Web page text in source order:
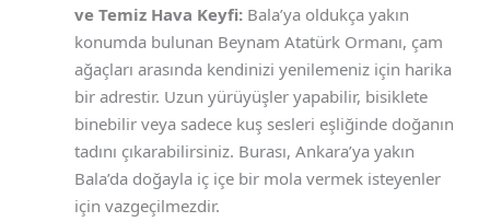
ve Temiz Hava Keyfi: Bala’ya oldukça yakın
konumda bulunan Beynam Atatürk Ormanı, çam
ağaçları arasında kendinizi yenilemeniz için harika
bir adrestir. Uzun yürüyüşler yapabilir, bisiklete
binebilir veya sadece kuş sesleri eşliğinde doğanın
tadını çıkarabilirsiniz. Burası, Ankara’ya yakın
Bala’da doğayla iç içe bir mola vermek isteyenler
için vazgeçilmezdir.